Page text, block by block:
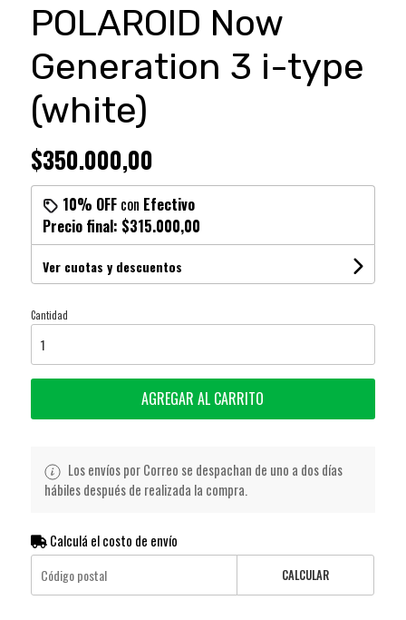
POLAROID Now
Generation 3 i-type
(white)
$350.000,00
10% OFFcon Efectivo
Precio final: $315.000,00
Ver cuotas y descuentos
Cantidad
AGREGAR AL CARRITO
Los envíos por Correo se despachan de uno a dos días
hábiles después de realizada la compra.
Calculá el costo de envío
CALCULAR